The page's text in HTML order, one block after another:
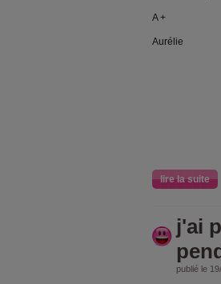
A +
Aurélie
lire la suite
j'ai
publié le